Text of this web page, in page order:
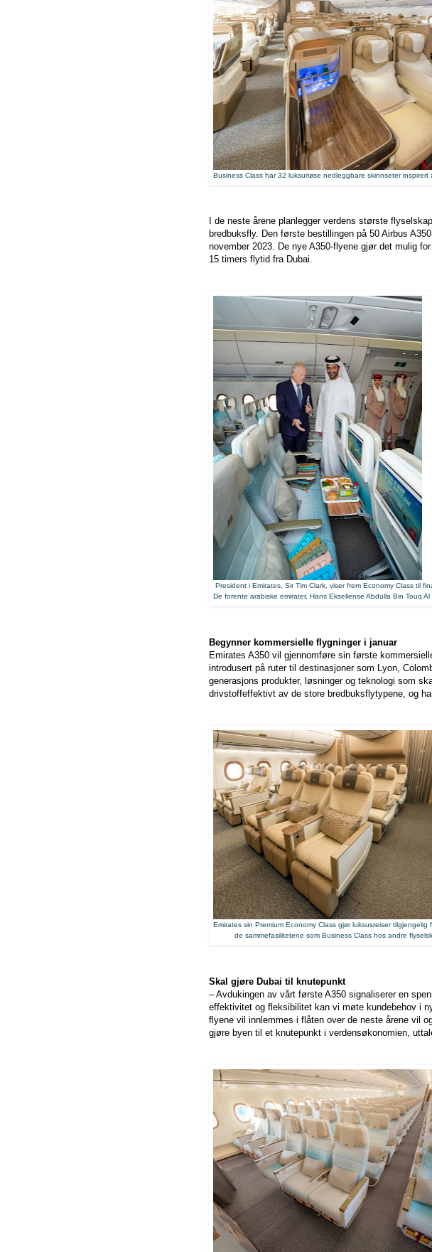
Business Class har 32 luksuriøse nedleggbare skinnseter inspirert
I de neste årene planlegger verdens største
bredbuksfly. Den første bestillingen på 50 Airbus
november 2023. De nye A350-flyene gjør det mulig
15 timers flytid fra Dubai.
President i Emirates, Sir Tim Clark, viser frem Economy Class til
De forente arabiske emirater, Hans Eksellense Abdulla Bin Touq Al
Begynner kommersielle flygninger i januar
Emirates A350 vil gjennomføre sin første
introdusert på ruter til destinasjoner som Lyon,
generasjons produkter, løsninger og teknologi som
drivstoffeffektivt av de store bredbuksflytypene, og
Emirates sin Premium Economy Class gjør luksusreiser tilgjengelig
de sammefasilitetene som Business Class hos andre
Skal gjøre Dubai til knutepunkt
– Avdukingen av vårt første A350 signaliserer en
effektivitet og fleksibilitet kan vi møte kundebehov i
flyene vil innlemmes i flåten over de neste årene vil
gjøre byen til et knutepunkt i verdensøkonomien,